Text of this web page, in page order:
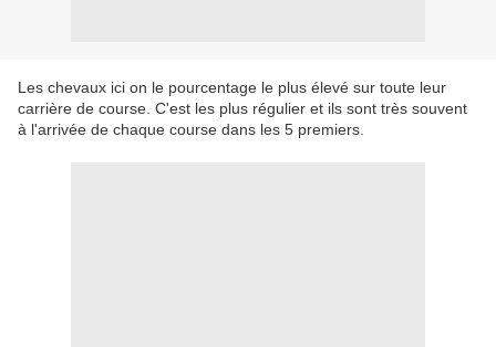
Les chevaux ici on le pourcentage le plus élevé sur toute leur
carrière de course. C'est les plus régulier et ils sont très souvent
à l'arrivée de chaque course dans les 5 premiers.